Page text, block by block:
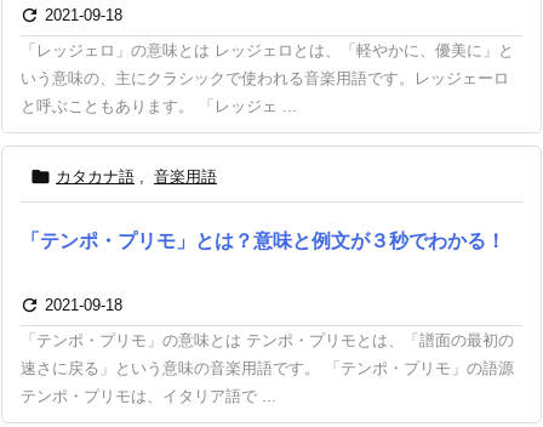
 2021-09-18
「レッジェロ」の意味とは レッジェロとは、「軽やかに、優美に」と
いう意味の、主にクラシックで使われる音楽用語です。レッジェーロ
と呼ぶこともあります。 「レッジェ ...
 カタカナ語 , 音楽用語
「テンポ・プリモ」とは？意味と例文が３秒でわかる！
 2021-09-18
「テンポ・プリモ」の意味とは テンポ・プリモとは、「譜面の最初の
速さに戻る」という意味の音楽用語です。 「テンポ・プリモ」の語源
テンポ・プリモは、イタリア語で ...